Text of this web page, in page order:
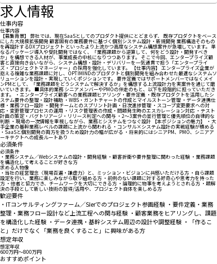
求人情報
仕事内容
仕事内容
【募集背景】 弊社では、現在SaaSとしてのプロダクト提供にとどまらず、 既存プロダクトをベース
にした大規模拡張開発 顧客固有の業務要件に基づく個別システム設計・新規開発 業務構造そのもの
を再設計するDXプロジェクト といったより上流かつ高度なシステム構想案件が急増しています。 単
なるパッケージ導入や受託開発ではなく、「業務課題から逆算して、何をどう設計・開発すべき
か」を構想できる人材が、事業成長の中核になりつつあります。 そこで今回、エンタープライズ顧
客と直接向き合いながら、システム構想・設計・デリバリーを一気通貫で担う「エンタープライ
ズ・プロジェクトマネージャー」の採用を強化しています。 【仕事内容】 エンタープライズ企業が
抱える複雑な業務課題に対し、OPTIMINDのプロダクトと個別開発を組み合わせた最適なシステムソ
リューションを設計・実現していくポジションです。 要件定義ではサポートメンバーではなくメイ
ンPMとして、「業務課題をどうシステムで解決するか」を構想する上流設計力を実案件を通じて磨
いていきます。 ■具体的業務 シニアメンバーやPMOの伴走のもと、以下を段階的に担っていただき
ます。 ・エンタープライズ顧客への業務課題ヒアリング・要件定義 ・既存プロダクトを活用したシ
ステム要件の整理・設計補助 ・WBS・ガントチャートの作成とマイルストーン管理 ・データ連携仕
様・業務フロー設計 ・開発チームとのスプリント計画・日次進捗管理 ・スコープ変更要求への対
応・変更管理プロセスの運用 ・リスク管理表の作成・問題発生時のエスカレーション対応 ・テスト
計画の策定・バグトリアージ・リリース判定への関与 ・2〜3案件の並行管理と優先順位の自律的な
判断 ・現場の一次情報を重視しながら、業務とシステムをつなぐ設計 【本ポジションの魅力】 ・大
手企業の基幹業務レベルの課題に上流から関われる ・コンサル×システム設計の実戦経験が積める
・SaaSと個別開発の両方を扱うため設計力の幅が広がる ・将来的にはシニアPM、PMO、シニアア
ーキテクトへの成長ルートあり
必須条件
必須条件
・業務システム／Webシステムの設計・開発経験 ・顧客折衝や要件整理に関わった経験 ・業務課題
を構造化して考えることが好きな方
求める人物像
・当社の経営理念〈現場百遍・謙虚力〉と、ミッション・ビジョンに共感いただける方 ・自ら課題
設定を行い、業務に楽しみながら取り組める方 ・前例のない課題に対する好奇心や思考力を持った
方 ・他者と協力でき、チームワークを大切にできる方 ・論理的に物事を考えようとされる方 ・題解
決の手段として新しい技術の習得/活用や、プロジェクト自体を楽しめる方
歓迎要件
・ITコンサルティングファーム／SIerでのプロジェクト参画経験 ・要件定義・業務
整理・業務フロー設計など上流工程への関与経験 ・顧客業務をヒアリングし、課題
を構造化した経験 ・データ連携・基幹システム周辺の設計や調整経験 ・「作るこ
と」だけでなく「業務を良くすること」に興味がある方
想定年収
想定年収
600万円〜800万円
おすすめポイント